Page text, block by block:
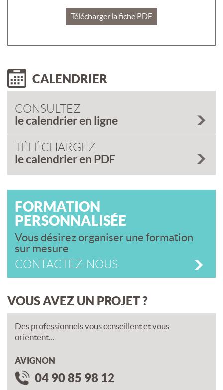
Télécharger la fiche PDF
CALENDRIER
CONSULTEZ
le calendrier en ligne
TÉLÉCHARGEZ
le calendrier en PDF
FORMATION
PERSONNALISÉE
Vous désirez organiser une formation
sur mesure
CONTACTEZ-NOUS
VOUS AVEZ UN PROJET ?
Des professionnels vous conseillent et vous
orientent...
AVIGNON
04 90 85 98 12